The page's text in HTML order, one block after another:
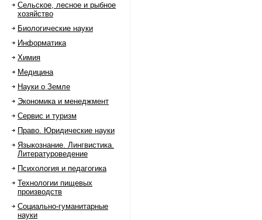
Сельское, лесное и рыбное
хозяйство
Биологические науки
Информатика
Химия
Медицина
Науки о Земле
Экономика и менеджмент
Сервис и туризм
Право. Юридические науки
Языкознание. Лингвистика.
Литературоведение
Психология и педагогика
Технологии пищевых
производств
Социально-гуманитарные
науки